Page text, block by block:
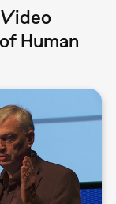
Human